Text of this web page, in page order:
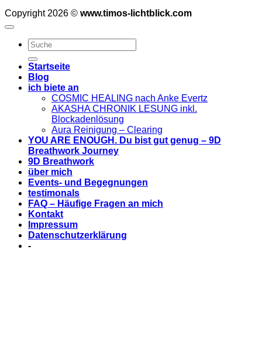
Copyright 2026 © www.timos-lichtblick.com
Startseite
Blog
ich biete an
COSMIC HEALING nach Anke Evertz
AKASHA CHRONIK LESUNG inkl.
Blockadenlösung
Aura Reinigung – Clearing
YOU ARE ENOUGH. Du bist gut genug – 9D
Breathwork Journey
9D Breathwork
über mich
Events- und Begegnungen
testimonals
FAQ – Häufige Fragen an mich
Kontakt
Impressum
Datenschutzerklärung
-